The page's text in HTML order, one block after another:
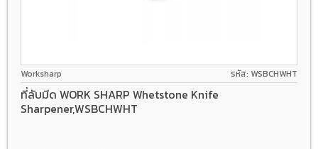
Worksharp รหัส: WSBCHWHT
ที่ลับมีด WORK SHARP Whetstone Knife
Sharpener,WSBCHWHT